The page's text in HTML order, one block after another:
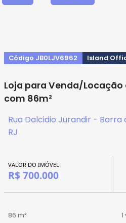
Código JB0LJV6962 Island
Loja para Venda/Locação
com 86m²
Rua Dalcidio Jurandir - Barra
RJ
VALOR DO IMÓVEL
R$ 700.000
86 m²